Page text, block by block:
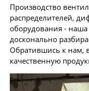
Производство
распределителей,
оборудования -
досконально
Обратившись к нам,
качественную